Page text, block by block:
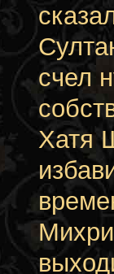
счел
Хатя